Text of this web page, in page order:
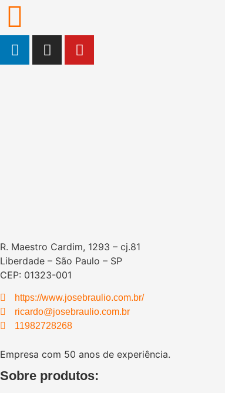
R. Maestro Cardim, 1293 – cj.81
Liberdade – São Paulo – SP
CEP: 01323-001
https://www.josebraulio.com.br/
ricardo@josebraulio.com.br
11982728268
Empresa com 50 anos de experiência.
Sobre produtos: